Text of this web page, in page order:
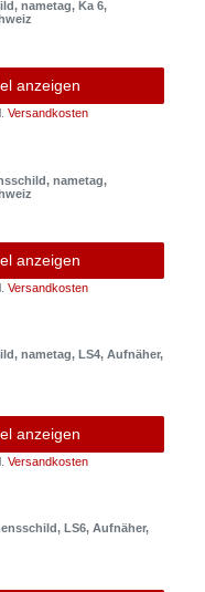
nametag, Ka 6,
anzeigen
Versandkosten
nametag,
anzeigen
Versandkosten
nametag, LS4, Aufnäher,
anzeigen
Versandkosten
LS6, Aufnäher,